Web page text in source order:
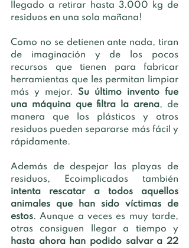
llegado a retirar hasta 3.000 kg de
residuos en una sola mañana!
Como no se detienen ante nada, tiran
de imaginación y de los pocos
recursos que tienen para fabricar
herramientas que les permitan limpiar
más y mejor. Su último invento fue
una máquina que filtra la arena, de
manera que los plásticos y otros
residuos pueden separarse más fácil y
rápidamente.
Además de despejar las playas de
intenta rescatar a todos aquellos
animales que han sido víctimas de
estos. Aunque a veces es muy tarde,
hasta ahora han podido salvar a 22